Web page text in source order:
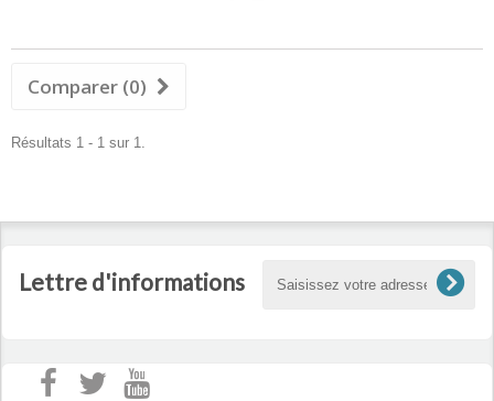
Comparer (0)
Résultats 1 - 1 sur 1.
Lettre d'informations